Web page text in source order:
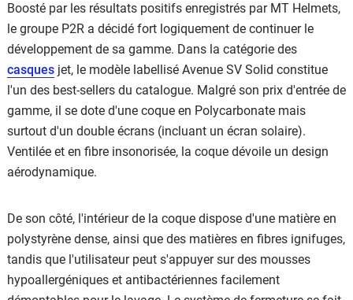
Boosté par les résultats positifs enregistrés par MT Helmets,
le groupe P2R a décidé fort logiquement de continuer le
développement de sa gamme. Dans la catégorie des
casques jet, le modèle labellisé Avenue SV Solid constitue
l'un des best-sellers du catalogue. Malgré son prix d'entrée de
gamme, il se dote d'une coque en Polycarbonate mais
surtout d'un double écrans (incluant un écran solaire).
Ventilée et en fibre insonorisée, la coque dévoile un design
aérodynamique.
De son côté, l'intérieur de la coque dispose d'une matière en
polystyrène dense, ainsi que des matières en fibres ignifuges,
tandis que l'utilisateur peut s'appuyer sur des mousses
hypoallergéniques et antibactériennes facilement